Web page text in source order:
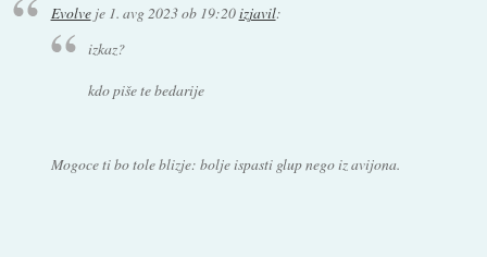
Evolveje 1. avg 2023 ob 19:20izjavil:
izkaz?
kdo piše te bedarije
Mogoce ti bo tole blizje: bolje ispasti glup nego iz avijona.